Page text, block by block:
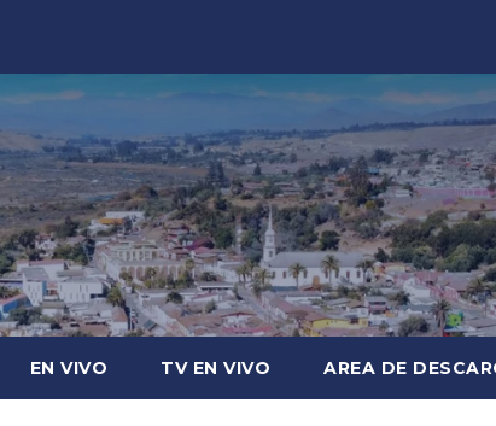
EN VIVO TV EN VIVO AREA DE